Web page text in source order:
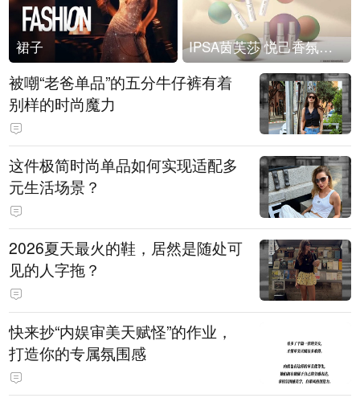
裙子 IPSA茵芙莎 悦己香氛凝露上市
被嘲“老爸单品”的五分牛仔裤有着
别样的时尚魔力
这件极简时尚单品如何实现适配多
元生活场景？
2026夏天最火的鞋，居然是随处可
见的人字拖？
快来抄“内娱审美天赋怪”的作业，
打造你的专属氛围感